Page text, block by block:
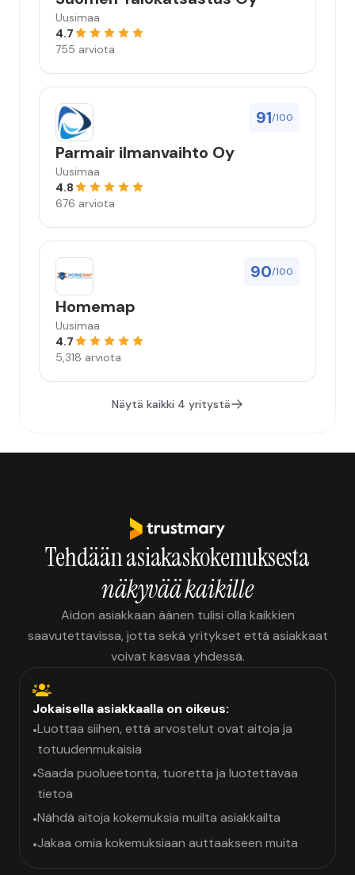
Uusimaa
4.7
755 arviota
91/100
Parmair ilmanvaihto Oy
Uusimaa
4.8
676 arviota
90/100
Homemap
Uusimaa
4.7
5,318 arviota
Näytä kaikki 4 yritystä
Tehdään asiakaskokemuksesta
näkyvää kaikille
Aidon asiakkaan äänen tulisi olla kaikkien
saavutettavissa, jotta sekä yritykset että asiakkaat
voivat kasvaa yhdessä.
Jokaisella asiakkaalla on oikeus:
•Luottaa siihen, että arvostelut ovat aitoja ja
totuudenmukaisia
•Saada puolueetonta, tuoretta ja luotettavaa
tietoa
•Nähdä aitoja kokemuksia muilta asiakkailta
•Jakaa omia kokemuksiaan auttaakseen muita